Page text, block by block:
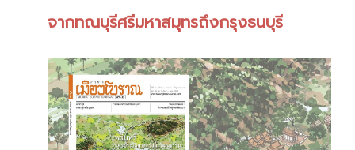
จากทณบุรีศรีมหาสมุทรถึงกรุงธนบุรี